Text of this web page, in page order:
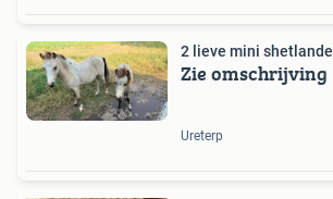
2 lieve mini
Zie omschrijving
Ureterp